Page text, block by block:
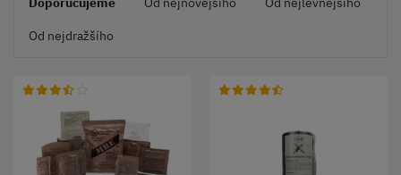
Od nejdražšího